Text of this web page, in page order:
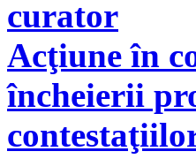
curator
Acţiune în
încheierii